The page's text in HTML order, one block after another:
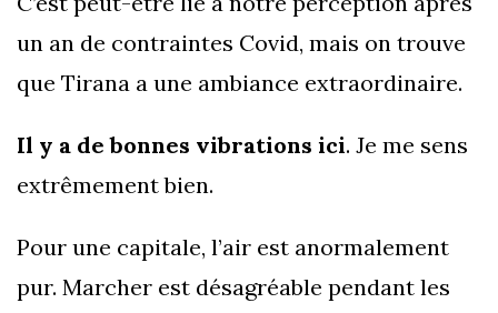
un an de contraintes Covid, mais on trouve
que Tirana a une ambiance extraordinaire.
Il y a de bonnes vibrations ici. Je me sens
extrêmement bien.
Pour une capitale, l’air est anormalement
pur. Marcher est désagréable pendant les